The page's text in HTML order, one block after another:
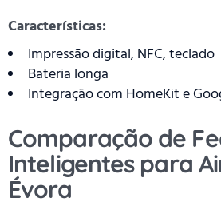
Características:
Impressão digital, NFC, teclado
Bateria longa
Integração com HomeKit e
Comparação de
Inteligentes para
Évora